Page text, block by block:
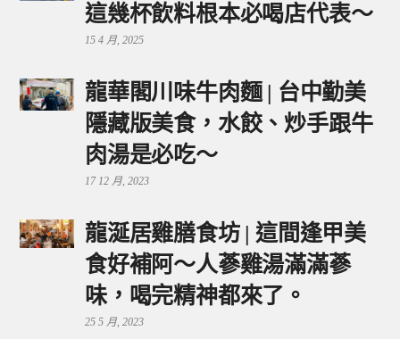
這幾杯飲料根本必喝店代表～
15 4 月, 2025
龍華閣川味牛肉麵 | 台中勤美
隱藏版美食，水餃、炒手跟牛
肉湯是必吃～
17 12 月, 2023
龍涎居雞膳食坊 | 這間逢甲美
食好補阿～人蔘雞湯滿滿蔘
味，喝完精神都來了。
25 5 月, 2023